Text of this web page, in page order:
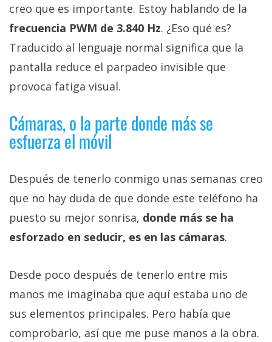
creo que es importante. Estoy hablando de la
frecuencia PWM de 3.840 Hz. ¿Eso qué es?
Traducido al lenguaje normal significa que la
pantalla reduce el parpadeo invisible que
provoca fatiga visual.
Cámaras, o la parte donde más se
esfuerza el móvil
Después de tenerlo conmigo unas semanas creo
que no hay duda de que donde este teléfono ha
puesto su mejor sonrisa, donde más se ha
esforzado en seducir, es en las cámaras.
Desde poco después de tenerlo entre mis
manos me imaginaba que aquí estaba uno de
sus elementos principales. Pero había que
comprobarlo, así que me puse manos a la obra.